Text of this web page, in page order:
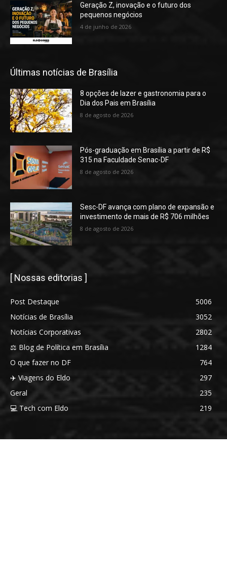
Geração Z, inovação e o futuro dos
pequenos negócios
4 de junho de 2026
Últimas notícias de Brasília
8 opções de lazer e gastronomia para o
Dia dos Pais em Brasília
8 de agosto de 2026
Pós-graduação em Brasília a partir de R$
315 na Faculdade Senac-DF
8 de agosto de 2026
Sesc-DF avança com plano de expansão e
investimento de mais de R$ 706 milhões
8 de agosto de 2026
[ Nossas editorias ]
Post Destaque
5006
Notícias de Brasília
3052
Notícias Corporativas
2802
⚖️ Blog de Política em Brasília
1284
O que fazer no DF
764
✈️ Viagens do Eldo
297
Geral
235
💻 Tech com Eldo
219